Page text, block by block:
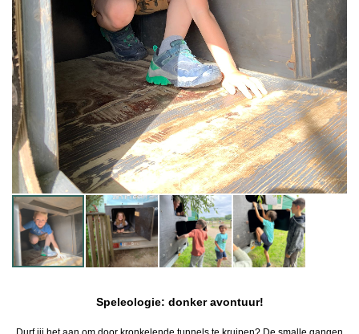
Speleologie: donker avontuur!